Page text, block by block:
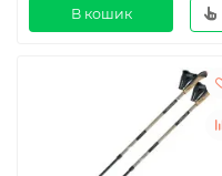
В кошик